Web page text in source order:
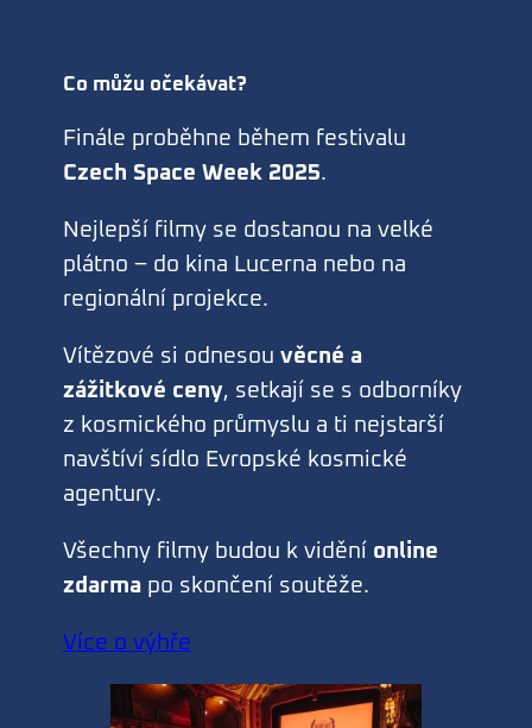
Co můžu očekávat?
Finále proběhne během festivalu
Czech Space Week 2025.
Nejlepší filmy se dostanou na velké
plátno – do kina Lucerna nebo na
regionální projekce.
Vítězové si odnesou věcné a
zážitkové ceny, setkají se s odborníky
z kosmického průmyslu a ti nejstarší
navštíví sídlo Evropské kosmické
agentury.
Všechny filmy budou k vidění online
zdarmapo skončení soutěže.
Více o výhře